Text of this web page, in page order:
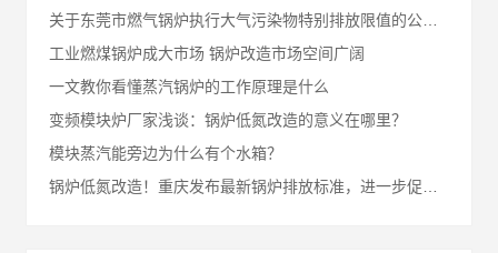
关于东莞市燃气锅炉执行大气污染物特别排放限值的公告（征求意见稿）
工业燃煤锅炉成大市场 锅炉改造市场空间广阔
一文教你看懂蒸汽锅炉的工作原理是什么
变频模块炉厂家浅谈：锅炉低氮改造的意义在哪里？
模块蒸汽能旁边为什么有个水箱？